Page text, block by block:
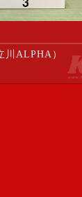
ALPHA）